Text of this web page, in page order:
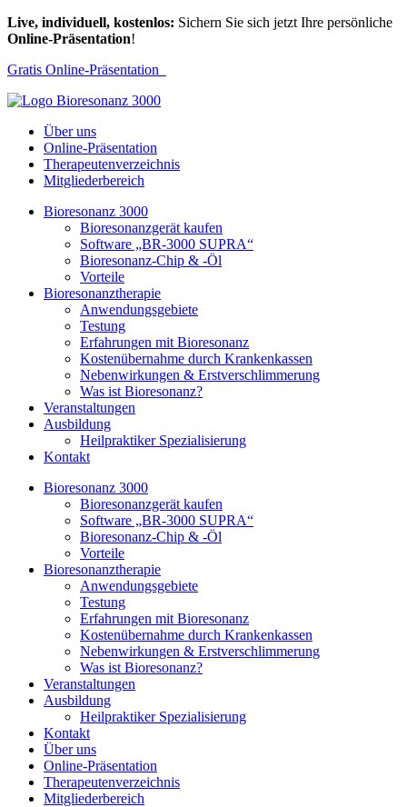
Live, individuell, kostenlos: Sichern Sie sich jetzt Ihre persönliche
Online-Präsentation!
Gratis Online-Präsentation
Über uns
Online-Präsentation
Therapeutenverzeichnis
Mitgliederbereich
Bioresonanz 3000
Bioresonanzgerät kaufen
Software „BR-3000 SUPRA“
Bioresonanz-Chip & -Öl
Vorteile
Bioresonanztherapie
Anwendungsgebiete
Testung
Erfahrungen mit Bioresonanz
Kostenübernahme durch Krankenkassen
Nebenwirkungen & Erstverschlimmerung
Was ist Bioresonanz?
Veranstaltungen
Ausbildung
Heilpraktiker Spezialisierung
Kontakt
Bioresonanz 3000
Bioresonanzgerät kaufen
Software „BR-3000 SUPRA“
Bioresonanz-Chip & -Öl
Vorteile
Bioresonanztherapie
Anwendungsgebiete
Testung
Erfahrungen mit Bioresonanz
Kostenübernahme durch Krankenkassen
Nebenwirkungen & Erstverschlimmerung
Was ist Bioresonanz?
Veranstaltungen
Ausbildung
Heilpraktiker Spezialisierung
Kontakt
Über uns
Online-Präsentation
Therapeutenverzeichnis
Mitgliederbereich